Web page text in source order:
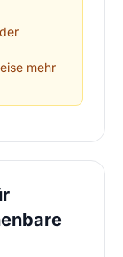
mehr